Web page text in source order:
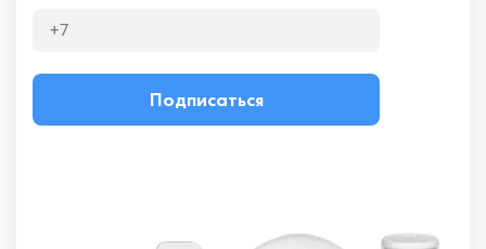
Подписаться